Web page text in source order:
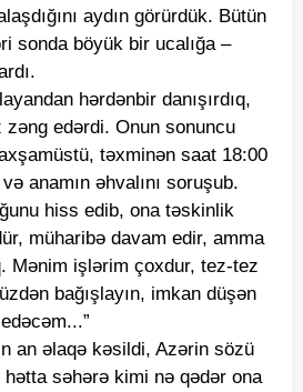
aydın görürdük. Bütün
sonda böyük bir ucalığa –
hərdənbir danışırdıq,
edərdi. Onun sonuncu
təxminən saat 18:00
anamın əhvalını soruşub.
hiss edib, ona təskinlik
müharibə davam edir, amma
Mənim işlərim çoxdur, tez-tez
bağışlayın, imkan düşən
an əlaqə kəsildi, Azərin sözü
hətta səhərə kimi nə qədər ona